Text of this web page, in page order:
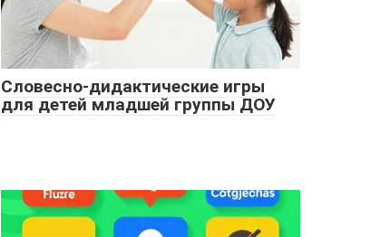
Словесно-дидактические игры
для детей младшей группы ДОУ